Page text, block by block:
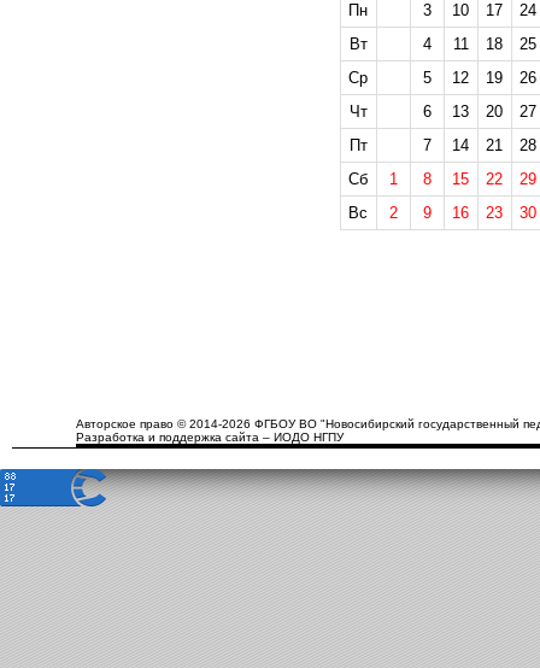
Пн
3 10 17
24
Вт
4 11 18
25
Ср
5 12 19
26
Чт
6 13 20
27
Пт
7 14 21
28
Сб
1 8 15 22
29
Вс
2 9 16 23 30
Авторское право © 2014-2026 ФГБОУ ВО "Новосибирский государственный
Разработка и поддержка сайта – ИОДО НГПУ